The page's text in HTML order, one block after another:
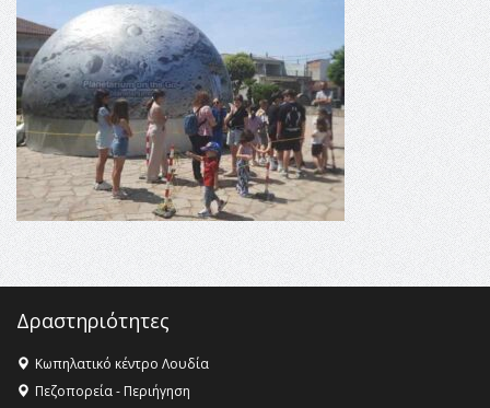
ανθρωπότητα
16:18 -ΕΝΟΡΙΑΚΕΣ ΚΑΛΟΚΑΙΡΙΝΕΣ ΔΡΑΣΕΙΣ ΓΙΑ ΠΑΙΔΙΑ
ΣΤΗΝ ΕΔΕΣΣΑ
16:15 -Εργασίες συντήρησης οδοφωτισμού στην Ενωτική
Οδό Σίνδου από την Περιφέρεια Κεντρικής Μακεδονίας
11:36 -Λάκης Βασιλειάδης, Συνέντευξη PellaFm 103,3 για
το Μουσείο της Πέλλας, Λουτρά Πόζαρ και Χιονοδρομικό
18:09 -Αυτό το καλοκαίρι δίνουμε ραντεβού στο πιο
όμορφο θερινό σινεμά της Ελλάδας!
Δραστηριότητες
Κωπηλατικό κέντρο Λουδία
Πεζοπορεία - Περιήγηση